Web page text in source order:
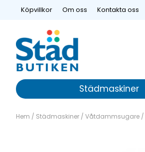
Köpvillkor Om oss Kontakta oss
Städmaskiner
Hem / Städmaskiner / Våtdammsugare /